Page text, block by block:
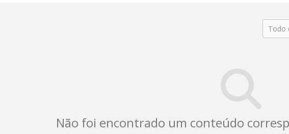
Todo
Não foi encontrado um conteúdo